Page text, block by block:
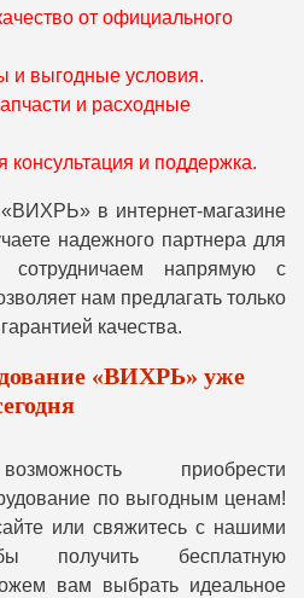
от официального
и выгодные условия.
и расходные
и поддержка.
в интернет-магазине
надежного партнера для
напрямую с
нам предлагать только
качества.
«ВИХРЬ» уже
приобрести
по выгодным ценам!
или свяжитесь с нашими
получить бесплатную
вам выбрать идеальное